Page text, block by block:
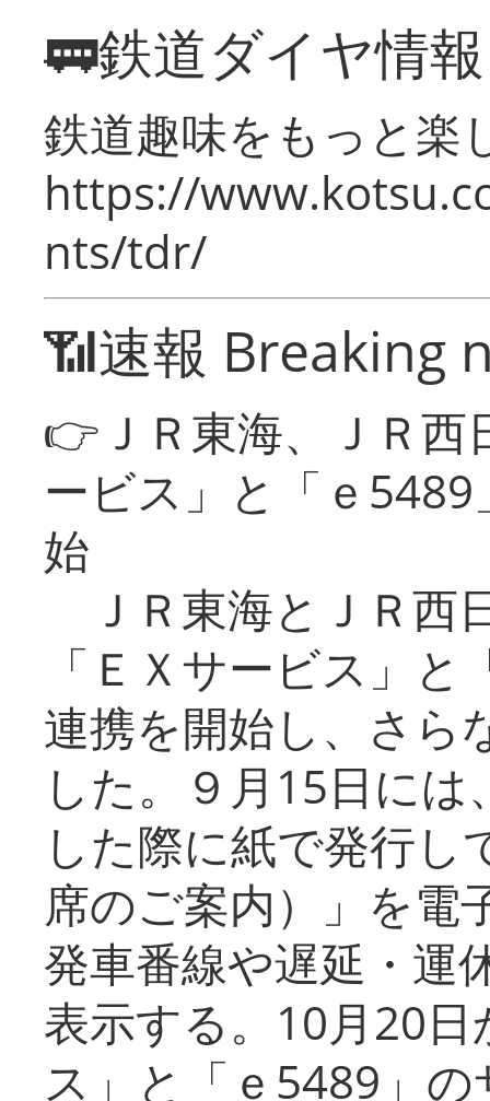
🚃鉄道ダイヤ情
鉄道趣味をもっと楽
https://
nts/tdr/
📶速報 Breaking
👉ＪＲ東海、ＪＲ
ービス」と「ｅ
始
ＪＲ東海とＪＲ西
「ＥＸサービス」
連携を開始し、さら
した。９月15日に
した際に紙で発行し
席のご案内）」を電
発車番線や遅延・運
表示する。10月20
ス」と「ｅ5489」